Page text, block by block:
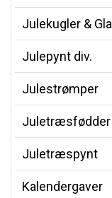
Julekugler &
Julepynt div.
Julestrømper
Juletræspynt
Kalendergaver